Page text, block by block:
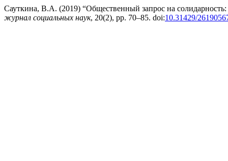
Сауткина, В.А. (2019) “Общественный запрос на солидарность:
журнал социальных наук, 20(2), pp. 70–85. doi:10.31429/